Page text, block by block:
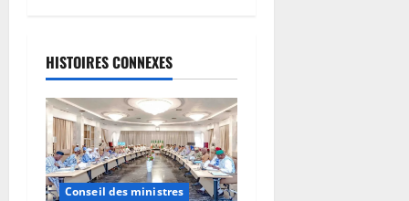
HISTOIRES CONNEXES
Conseil des ministres